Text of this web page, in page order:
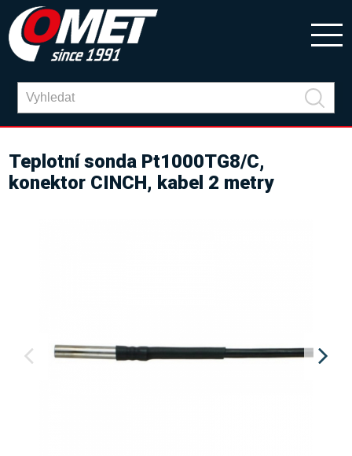
Teplotní sonda Pt1000TG8/C,
konektor CINCH, kabel 2 metry